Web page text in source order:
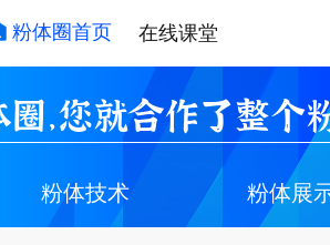
粉体圈首页 在线课堂
，您就合作了整个
粉体技术 粉体展